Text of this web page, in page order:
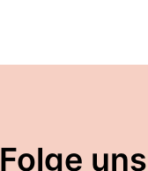
Folge